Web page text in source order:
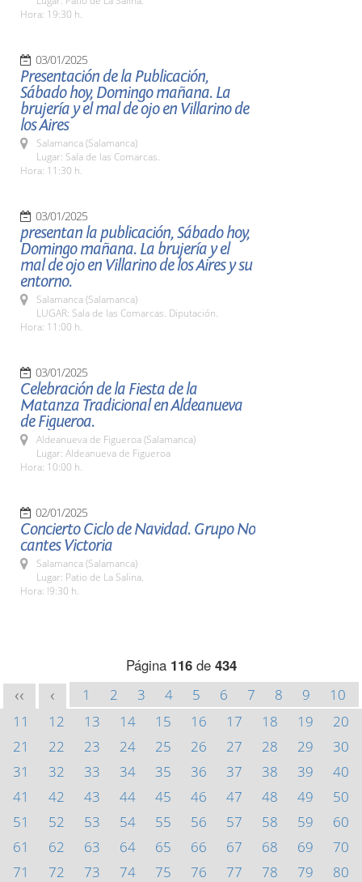
Hora: 19:30 h.
03/01/2025
Presentación de la Publicación,
Sábado hoy, Domingo mañana. La
brujería y el mal de ojo en Villarino de
los Aires
Salamanca (Salamanca)
Lugar: Sala de las Comarcas.
Hora: 11:30 h.
03/01/2025
presentan la publicación, Sábado hoy,
Domingo mañana. La brujería y el
mal de ojo en Villarino de los Aires y su
entorno.
Salamanca (Salamanca)
LUGAR: Sala de las Comarcas. Diputación.
Hora: 11:00 h.
03/01/2025
Celebración de la Fiesta de la
Matanza Tradicional en Aldeanueva
de Figueroa.
Aldeanueva de Figueroa (Salamanca)
Lugar: Aldeanueva de Figueroa
Hora: 10:00 h.
02/01/2025
Concierto Ciclo de Navidad. Grupo No
cantes Victoria
Salamanca (Salamanca)
Lugar: Patio de La Salina.
Hora: !9:30 h.
Página 116de 434
<< < 1 2 3 4 5 6 7 8 9
10
11
12 13 14 15 16 17 18 19
20
21
22 23 24 25 26 27 28 29
30
31
32 33 34 35 36 37 38 39
40
41
42 43 44 45 46 47 48 49
50
51
52 53 54 55 56 57 58 59
60
61
62 63 64 65 66 67 68 69
70
71
72 73 74 75 76 77 78 79
80